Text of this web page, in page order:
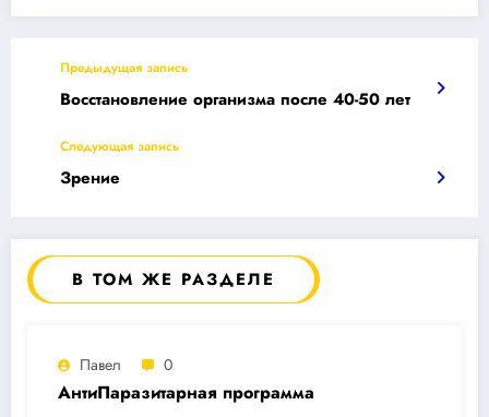
Предыдущая запись
Восстановление организма после 40-50 лет
Следующая запись
Зрение
В ТОМ ЖЕ РАЗДЕЛЕ
Павел 0
АнтиПаразитарная программа